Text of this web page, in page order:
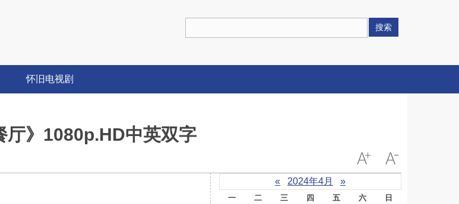
搜索
怀旧电视剧
》1080p.HD中英双字
« 2024年4月 »
一 二 三 四 五 六 日